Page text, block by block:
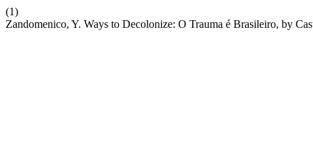
(1)
Zandomenico, Y. Ways to Decolonize: O Trauma é Brasileiro, by